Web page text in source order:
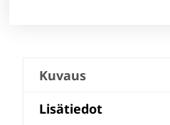
Kuvaus
Lisätiedot